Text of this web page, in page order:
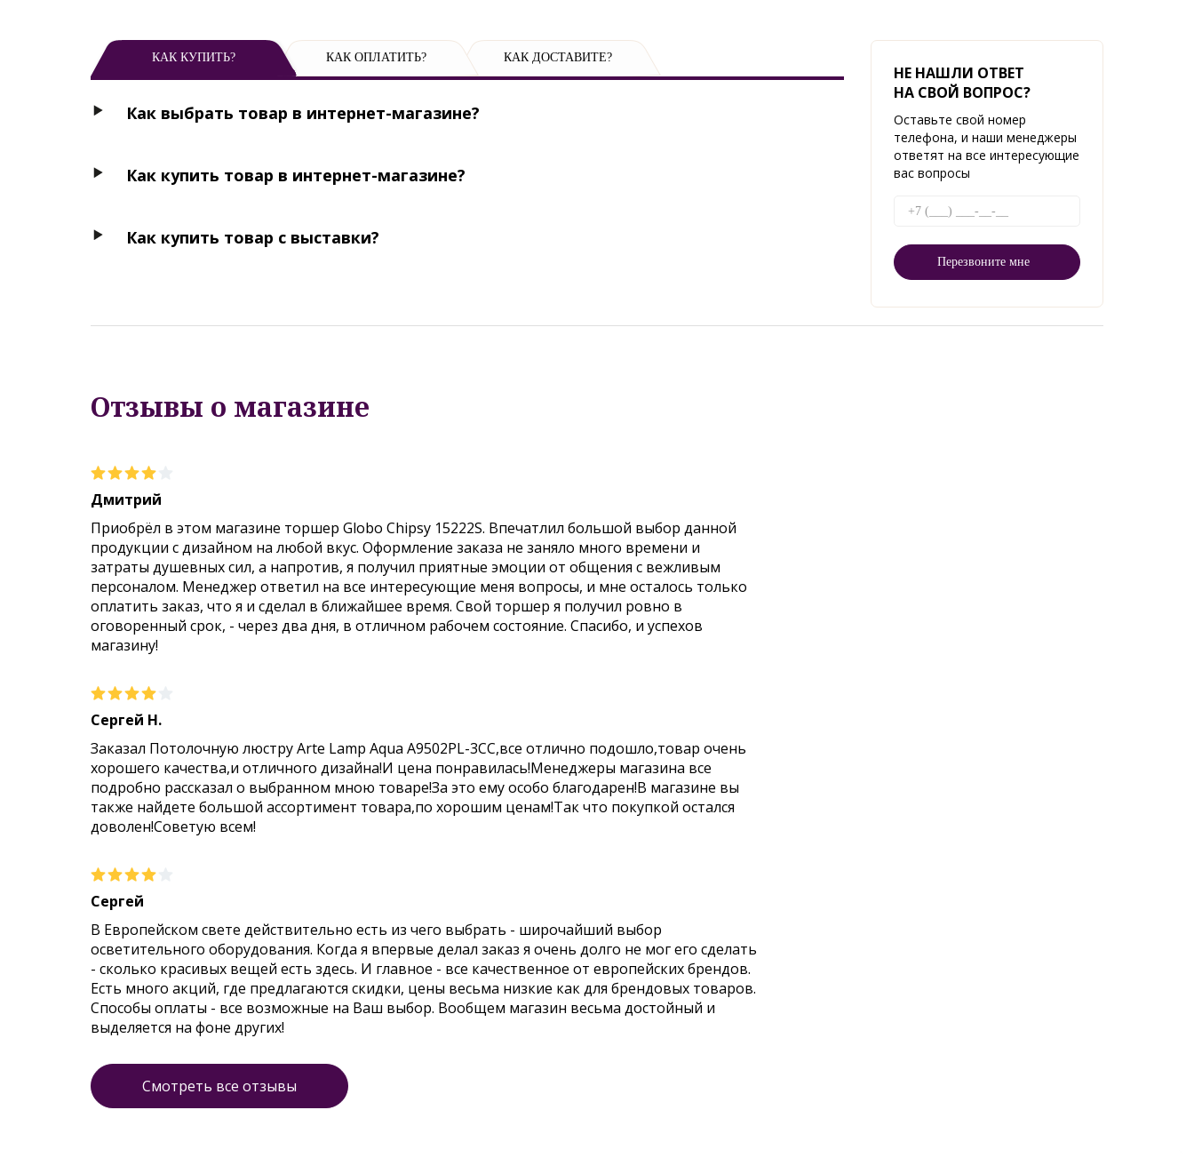
КАК КУПИТЬ? КАК ОПЛАТИТЬ? КАК ДОСТАВИТЕ?
Как выбрать товар в интернет-магазине?
Как купить товар в интернет-магазине?
Как купить товар с выставки?
НЕ НАШЛИ ОТВЕТ
НА СВОЙ ВОПРОС?
Оставьте свой номер
телефона, и наши менеджеры
ответят на все интересующие
вас вопросы
Отзывы о магазине
Дмитрий
Приобрёл в этом магазине торшер Globo Chipsy 15222S. Впечатлил большой выбор данной
продукции с дизайном на любой вкус. Оформление заказа не заняло много времени и
затраты душевных сил, а напротив, я получил приятные эмоции от общения с вежливым
персоналом. Менеджер ответил на все интересующие меня вопросы, и мне осталось только
оплатить заказ, что я и сделал в ближайшее время. Свой торшер я получил ровно в
оговоренный срок, - через два дня, в отличном рабочем состояние. Спасибо, и успехов
магазину!
Сергей Н.
Заказал Потолочную люстру Arte Lamp Aqua A9502PL-3CC,все отлично подошло,товар очень
хорошего качества,и отличного дизайна!И цена понравилась!Менеджеры магазина все
подробно рассказал о выбранном мною товаре!За это ему особо благодарен!В магазине вы
также найдете большой ассортимент товара,по хорошим ценам!Так что покупкой остался
доволен!Советую всем!
Сергей
В Европейском свете действительно есть из чего выбрать - широчайший выбор
осветительного оборудования. Когда я впервые делал заказ я очень долго не мог его сделать
- сколько красивых вещей есть здесь. И главное - все качественное от европейских брендов.
Есть много акций, где предлагаются скидки, цены весьма низкие как для брендовых товаров.
Способы оплаты - все возможные на Ваш выбор. Вообщем магазин весьма достойный и
выделяется на фоне других!
Смотреть все отзывы